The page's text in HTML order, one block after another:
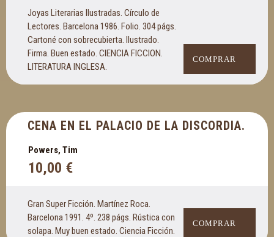
Joyas Literarias Ilustradas. Círculo de
Lectores. Barcelona 1986. Folio. 304 págs.
Cartoné con sobrecubierta. Ilustrado.
Firma. Buen estado. CIENCIA FICCION.
LITERATURA INGLESA.
COMPRAR
CENA EN EL PALACIO DE LA DISCORDIA.
Powers, Tim
10,00 €
Gran Super Ficción. Martínez Roca.
Barcelona 1991. 4º. 238 págs. Rústica con
solapa. Muy buen estado. Ciencia Ficción.
COMPRAR